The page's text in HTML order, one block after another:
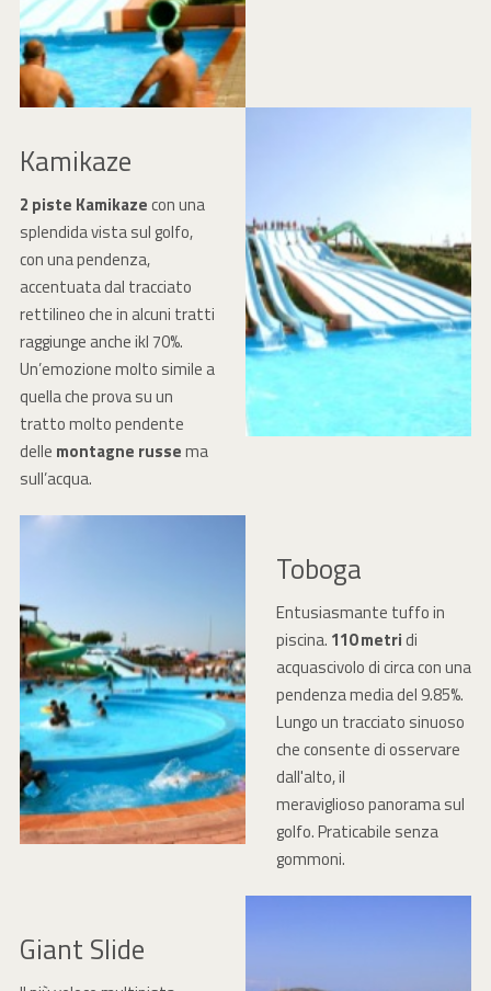
Kamikaze
2 piste Kamikazecon una
splendida vista sul golfo,
con una pendenza,
accentuata dal tracciato
rettilineo che in alcuni tratti
raggiunge anche ikl 70%.
Un’emozione molto simile a
quella che prova su un
tratto molto pendente
delle montagne russema
sull’acqua.
Toboga
Entusiasmante tuffo in
piscina. 110 metridi
acquascivolo di circa con una
pendenza media del 9.85%.
Lungo un tracciato sinuoso
che consente di osservare
dall'alto, il
meraviglioso panorama sul
golfo. Praticabile senza
gommoni.
Giant Slide